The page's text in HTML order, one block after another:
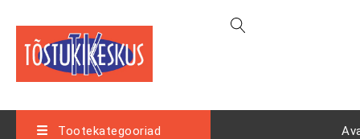
Tootekategooriad